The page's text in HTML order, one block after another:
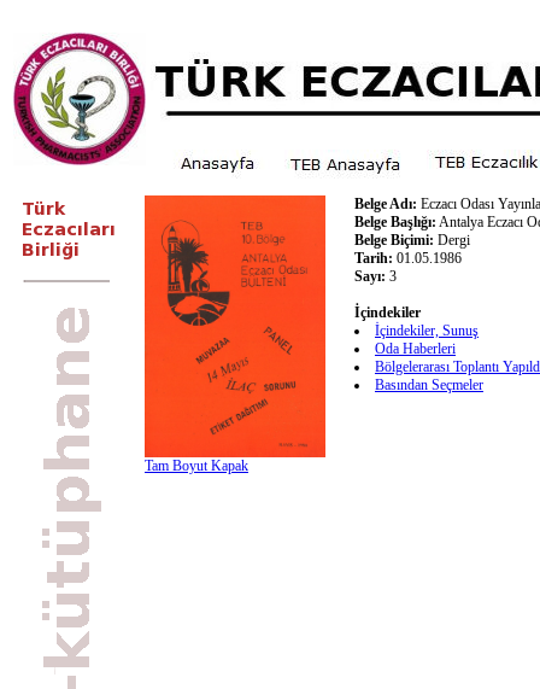
Tam Boyut Kapak
Belge Adı: Eczacı Odası
Belge Başlığı: Antalya Eczacı
Belge Biçimi: Dergi
Tarih: 01.05.1986
Sayı: 3
İçindekiler
İçindekiler, Sunuş
Oda Haberleri
Bölgelerarası Toplantı
Basından Seçmeler